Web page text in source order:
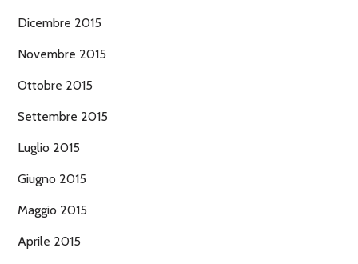
Dicembre 2015
Novembre 2015
Ottobre 2015
Settembre 2015
Luglio 2015
Giugno 2015
Maggio 2015
Aprile 2015